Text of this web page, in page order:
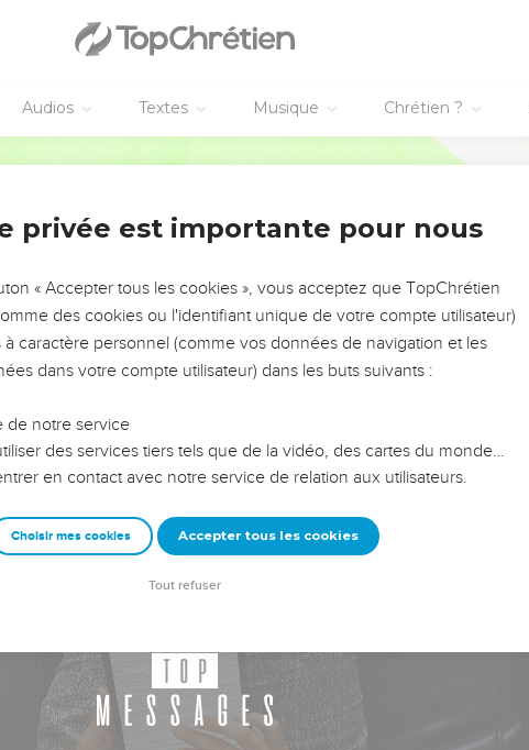
Audios Textes Musique Chrétien ?
DE L’ANNÉE !
VOTRES ?
leur foi ou leur vision. Mais on voit
ont traversés, alors même que ce sont
reviennent sur les erreurs
plus de sagesse afin que leurs erreurs
une équipe, un groupe ou une famille,
privée est importante pour nous
« Accepter tous les cookies », vous acceptez que TopChrétien
des cookies ou l'identifiant unique de votre compte utilisateur)
caractère personnel (comme vos données de navigation et les
dans votre compte utilisateur) dans les buts suivants :
de notre service
des services tiers tels que de la vidéo, des cartes du monde…
en contact avec notre service de relation aux utilisateurs.
Choisir mes cookies Accepter tous les cookies
Tout refuser